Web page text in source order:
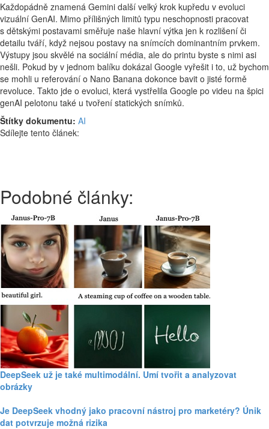
Každopádně znamená Gemini další velký krok kupředu v evoluci
vizuální GenAI. Mimo přílišných limitů typu neschopnosti pracovat
s dětskými postavami směřuje naše hlavní výtka jen k rozlišení či
detailu tváří, když nejsou postavy na snímcích dominantním prvkem.
Výstupy jsou skvělé na sociální média, ale do printu byste s nimi asi
nešli. Pokud by v jednom balíku dokázal Google vyřešit i to, už bychom
se mohli u referování o Nano Banana dokonce bavit o jisté formě
revoluce. Takto jde o evoluci, která vystřelila Google po videu na špici
genAI pelotonu také u tvoření statických snímků.
Štítky dokumentu: AI
Sdílejte tento článek:
Podobné články:
DeepSeek už je také multimodální. Umí tvořit a analyzovat
obrázky
Je DeepSeek vhodný jako pracovní nástroj pro marketéry? Únik
dat potvrzuje možná rizika